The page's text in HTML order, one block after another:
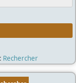
Rechercher